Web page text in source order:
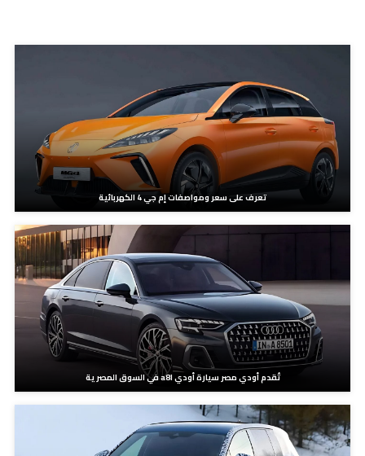
تعرف على سعر ومواصفات إم جي 4 الكهربائية
تُقدم أودي مصر سيارة أودي a8l في السوق المصرية